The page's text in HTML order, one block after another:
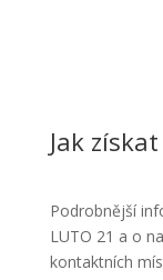
Jak
Podrobnější
LUTO 21 a o
kontaktních